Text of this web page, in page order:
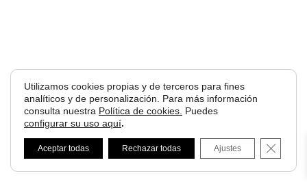
Utilizamos cookies propias y de terceros para fines
analíticos y de personalización. Para más información
consulta nuestra Política de cookies. Puedes
configurar su uso aquí.
Aceptar todas Rechazar todas Ajustes Cerrar